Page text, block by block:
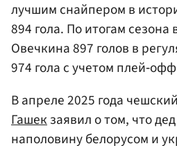
лучшим снайпером в
894 гола. По итогам сезона
Овечкина 897 голов в
974 гола с учетом
В апреле 2025 года
Гашекзаявил о том, что
наполовину белорусом и